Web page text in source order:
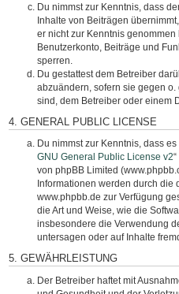
Du nimmst zur Kenntnis, dass
Inhalte von Beiträgen
er nicht zur Kenntnis
Benutzerkonto, Beiträge und
sperren.
Du gestattest dem Betreiber
abzuändern, sofern sie gegen
sind, dem Betreiber oder einem
4. GENERAL PUBLIC LICENSE
Du nimmst zur Kenntnis, dass
GNU General Public License v2
von phpBB Limited
Informationen werden durch
www.phpbb.de zur Verfügung
die Art und Weise, wie die
insbesondere die Verwendung
untersagen oder auf Inhalte
5. GEWÄHRLEISTUNG
Der Betreiber haftet mit